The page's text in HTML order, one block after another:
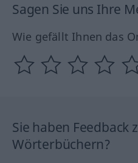
Sagen Sie uns Ihre
Wie gefällt Ihnen das
Sie haben Feedback
Wörterbüchern?